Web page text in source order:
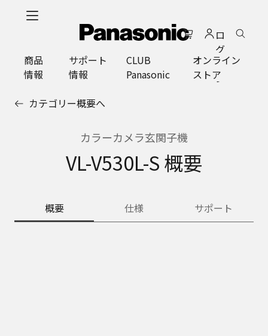
ロ
グ
イ
ン
商品
情報
サポート
情報
CLUB
Panasonic
オンライン
ストア
カテゴリー概要へ
カラーカメラ玄関子機
VL-V530L-S 概要
概要 仕様 サポート